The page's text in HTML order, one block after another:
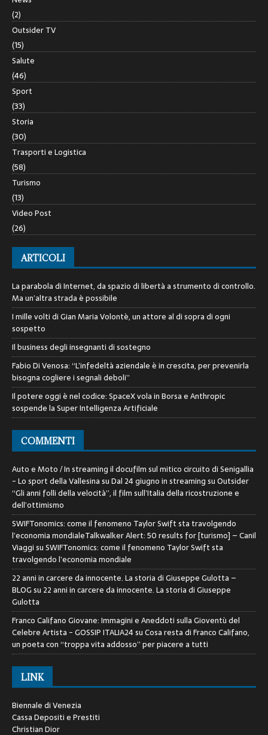
(2)
Outsider TV
(15)
Salute
(46)
Sport
(33)
Storia
(30)
Trasporti e Logistica
(58)
Turismo
(13)
Video Post
(26)
ARTICOLI
La parabola di Internet, da spazio di libertà a strumento di controllo.
Ma un’altra strada è possibile
I mille volti di Gian Maria Volontè, un attore al di sopra di ogni
sospetto
Il business degli insegnanti di sostegno
Fabio Di Venosa: “L’infedeltà aziendale è in crescita, per prevenirla
bisogna cogliere i segnali deboli”
Il potere oggi è nel codice: SpaceX vola in Borsa e Anthropic
sospende la Super Intelligenza Artificiale
COMMENTI
Auto e Moto / In streaming il docufilm sul mitico circuito di Senigallia
- Lo sport della VallesinasuDal 24 giugno in streaming su Outsider
“Gli anni folli della velocità”, il film sull’Italia della ricostruzione e
dell’ottimismo
SWIFTonomics: come il fenomeno Taylor Swift sta travolgendo
l’economia mondialeTalkwalker Alert: 50 results for [turismo] – Canil
ViaggisuSWIFTonomics: come il fenomeno Taylor Swift sta
travolgendo l’economia mondiale
22 anni in carcere da innocente. La storia di Giuseppe Gulotta –
BLOGsu 22 anni in carcere da innocente. La storia di Giuseppe
Gulotta
Franco Califano Giovane: Immagini e Aneddoti sulla Gioventù del
Celebre Artista - GOSSIP ITALIA24suCosa resta di Franco Califano,
un poeta con “troppa vita addosso” per piacere a tutti
LINK
Biennale di Venezia
Cassa Depositi e Prestiti
Christian Dior